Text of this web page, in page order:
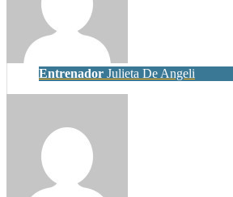
Entrenador Julieta De Angeli